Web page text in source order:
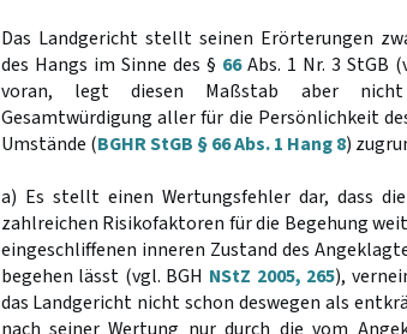
Das Landgericht stellt seinen Erörterungen
des Hangs im Sinne des § 66Abs. 1 Nr. 3 StGB
voran, legt diesen Maßstab aber nicht
Gesamtwürdigung aller für die Persönlichkeit
Umstände (BGHR StGB § 66 Abs. 1 Hang 8)
a) Es stellt einen Wertungsfehler dar, dass
zahlreichen Risikofaktoren für die Begehung
eingeschliffenen inneren Zustand des
begehen lässt (vgl. BGH NStZ 2005, 265),
das Landgericht nicht schon deswegen als